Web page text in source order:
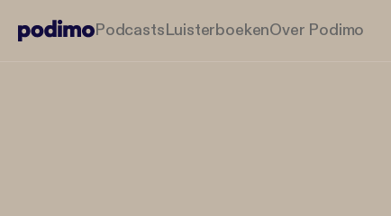
PodcastsLuisterboekenOver Podimo